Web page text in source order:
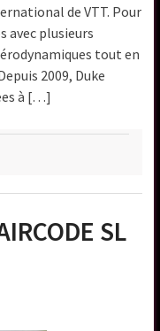
de VTT. Pour
avec plusieurs
tout en
2009, Duke
à […]
SL